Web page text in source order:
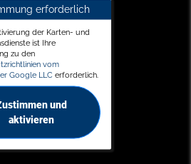
erforderlich
der Karten- und
ist Ihre
zu den
vom
Google LLC erforderlich.
und
aktivieren